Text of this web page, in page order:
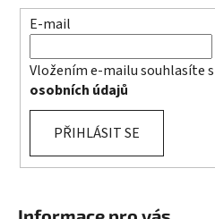
E-mail
Vložením e-mailu souhlasíte s
osobních údajů
PŘIHLÁSIT SE